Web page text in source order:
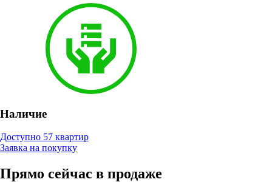
Наличие
Доступно 57 квартир
Заявка на покупку
Прямо сейчас в продаже